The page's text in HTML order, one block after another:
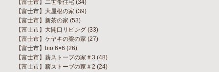
【富士市】二世帯住宅 (34)
【富士市】大屋根の家 (39)
【富士市】新茶の家 (53)
【富士市】大開口リビング (33)
【富士市】ケヤキの梁の家 (27)
【富士市】bio 6×6 (26)
【富士市】薪ストーブの家＃3 (48)
【富士市】薪ストーブの家＃2 (24)